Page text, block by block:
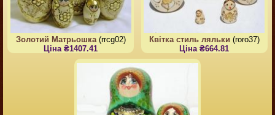
Золотий Матрьошка(rrcg02)
Ціна ₴1407.41
Квітка стиль ляльки (roro37)
Ціна ₴664.81